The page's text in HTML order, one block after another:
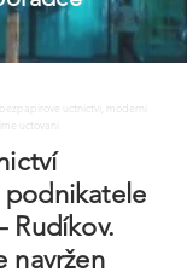
uctnictvi, moderni
uctovani
Rudíkov.
navržen